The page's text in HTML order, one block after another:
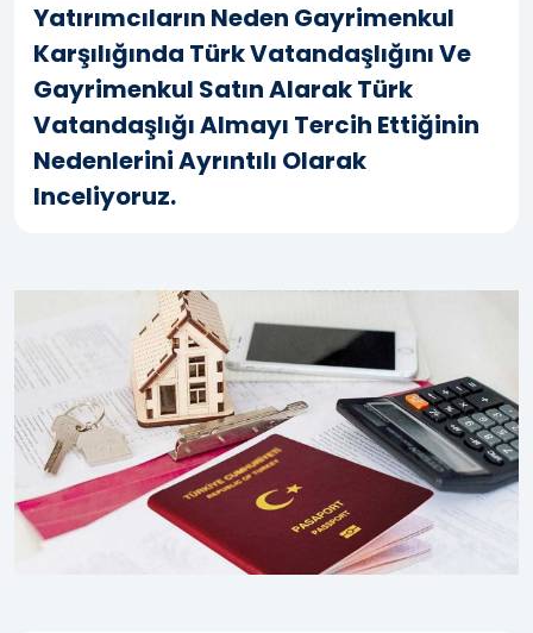
Yatırımcıların Neden Gayrimenkul
Karşılığında Türk Vatandaşlığını Ve
Gayrimenkul Satın Alarak Türk
Vatandaşlığı Almayı Tercih Ettiğinin
Nedenlerini Ayrıntılı Olarak
Inceliyoruz.